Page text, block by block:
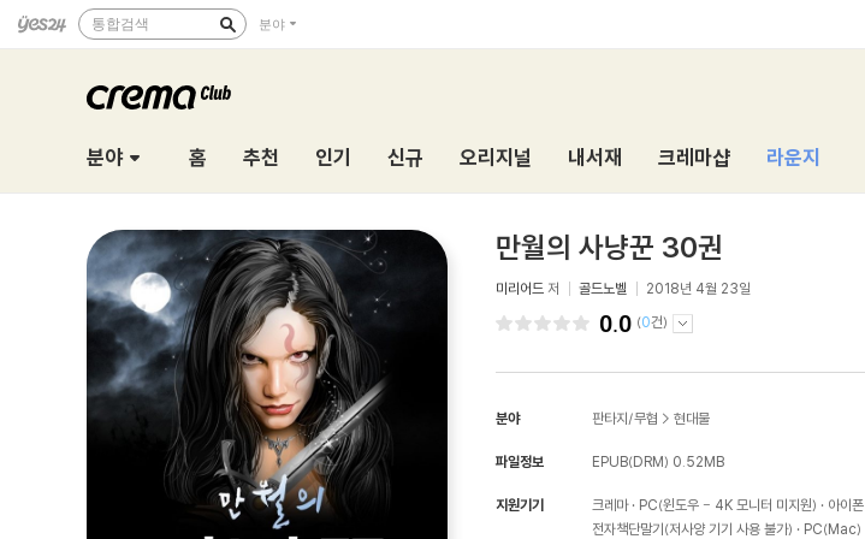
통합검색 분야
분야 홈 추천 인기 신규 오리지널 내서재 크레마샵 라운지
만월의 사냥꾼 30권
미리어드 저 골드노벨 2018년 4월 23일
0.0 (0건)
분야 판타지/무협 > 현대물
파일정보 EPUB(DRM) 0.52MB
지원기기 크레마 PC(윈도우 - 4K 모니터 미지원) 아이폰
전자책단말기(저사양 기기 사용 불가)
PC(Mac)